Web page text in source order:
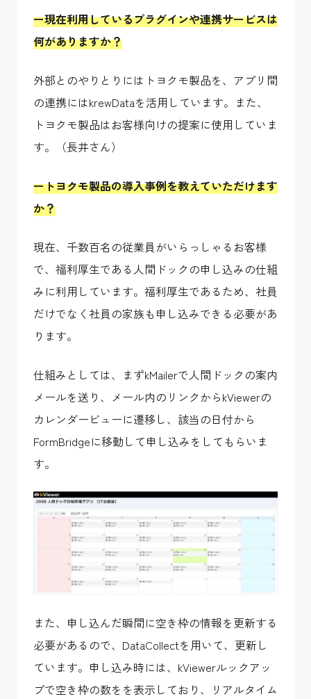
ー現在利用しているプラグインや連携サービスは
何がありますか？
外部とのやりとりにはトヨクモ製品を、アプリ間
の連携にはkrewDataを活用しています。また、
トヨクモ製品はお客様向けの提案に使用していま
す。（長井さん）
ートヨクモ製品の導入事例を教えていただけます
か？
現在、千数百名の従業員がいらっしゃるお客様
で、福利厚生である人間ドックの申し込みの仕組
みに利用しています。福利厚生であるため、社員
だけでなく社員の家族も申し込みできる必要があ
ります。
仕組みとしては、まずkMailerで人間ドックの案内
メールを送り、メール内のリンクからkViewerの
カレンダービューに遷移し、該当の日付から
FormBridgeに移動して申し込みをしてもらいま
す。
また、申し込んだ瞬間に空き枠の情報を更新する
必要があるので、DataCollectを用いて、更新し
ています。申し込み時には、kViewerルックアッ
プで空き枠の数をを表示しており、リアルタイム